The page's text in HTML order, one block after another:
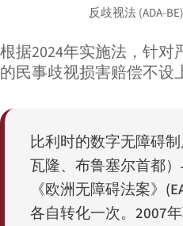
反歧视法 (ADA-
根据2024年实施法，针对
的民事歧视损害赔偿不设
比利时的数字无障碍
瓦隆、布鲁塞尔首都
《欧洲无障碍法案》
各自转化一次。2007